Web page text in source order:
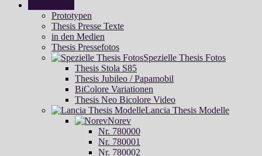
Prototypen
Thesis Presse Texte
in den Medien
Thesis Pressefotos
Spezielle Thesis Fotos
Thesis Stola S85
Thesis Jubileo / Papamobil
BiColore Variationen
Thesis Neo Bicolore Video
Lancia Thesis Modelle
Norev
Nr. 780000
Nr. 780001
Nr. 780002